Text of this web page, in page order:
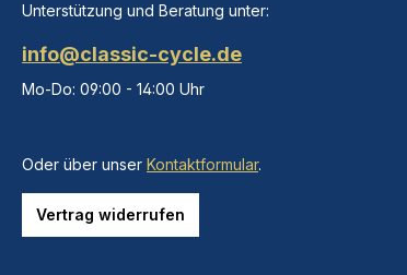
Unterstützung und Beratung unter:
info@classic-cycle.de
Mo-Do: 09:00 - 14:00 Uhr
Oder über unser Kontaktformular.
Vertrag widerrufen